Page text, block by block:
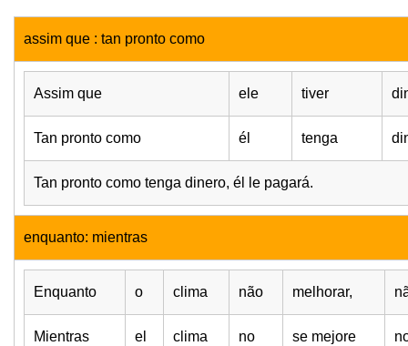
assim que : tan pronto como
Assim que ele tiver
Tan pronto como él tenga
Tan pronto como tenga dinero, él le pagará.
enquanto: mientras
Enquanto o clima não melhorar,
Mientras el clima no se mejore